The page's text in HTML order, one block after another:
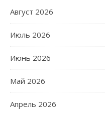
Август 2026
Июль 2026
Июнь 2026
Май 2026
Апрель 2026